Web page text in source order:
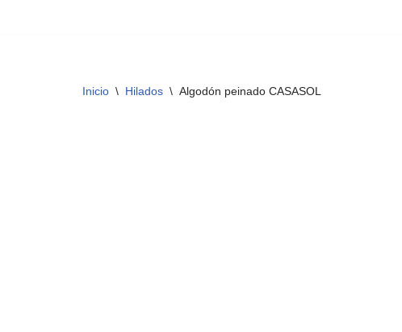
Inicio \ Hilados \ Algodón peinado CASASOL